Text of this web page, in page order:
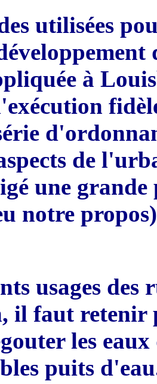
utilisées
à
d'
de l'
une grande
notre
usages des
il faut retenir
les
puits